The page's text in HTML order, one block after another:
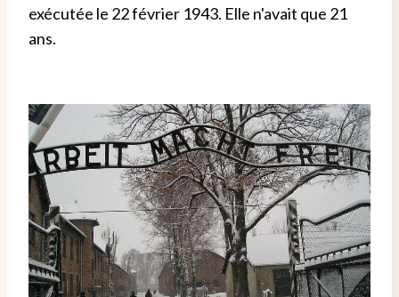
exécutée le 22 février 1943. Elle n'avait que 21
ans.